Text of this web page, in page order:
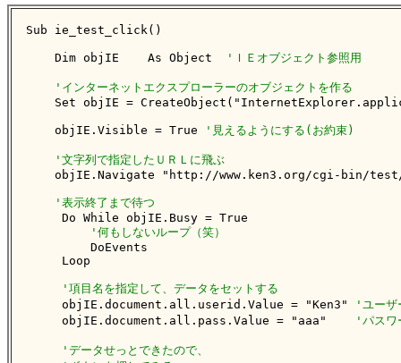
Sub ie_test_click()
    Dim objIE    As Object
'ＩＥオブジェクト参照用
'インターネットエクスプローラーのオブジェクトを作る
Set objIE =
    objIE.Visible = True
'見えるようにする(お約束)
'文字列で指定したＵＲＬに飛ぶ
objIE.Navigate "http://www.ken3.org/cgi-bin/
'表示終了まで待つ
     Do While objIE.Busy = True
'何もしないループ（笑）
         DoEvents
     Loop
'項目名を指定して、データをセットする
     objIE.document.all.userid.Value = "Ken3"
'ユーザ
     objIE.document.all.pass.Value = "aaa"
'パスワ
'データせっとできたので、